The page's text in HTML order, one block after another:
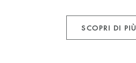
SCOPRI DI PIÙ